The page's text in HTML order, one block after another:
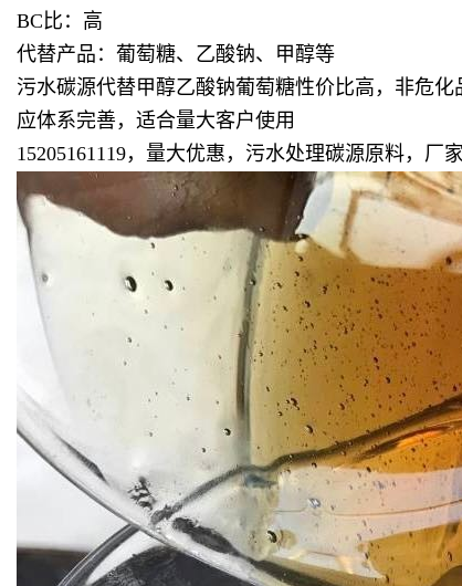
BC比：高
代替产品：葡萄糖、乙酸钠、甲醇等
污水碳源代替甲醇乙酸钠葡萄糖性价比高，非危
应体系完善，适合量大客户使用
15205161119，量大优惠，污水处理碳源原料，厂